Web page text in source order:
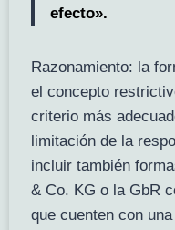
efecto».
Razonamiento: la
el concepto
criterio más
limitación de la
incluir también
& Co. KG o la GbR
que cuenten con